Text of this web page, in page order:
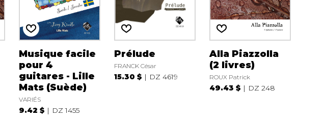
Musique facile
pour 4
guitares - Lille
Mats (Suède)
VARIÉS
9.42 $ DZ 1455
Prélude
FRANCK César
15.30 $ DZ 4619
Alla Piazzolla
(2 livres)
ROUX Patrick
49.43 $ DZ 248